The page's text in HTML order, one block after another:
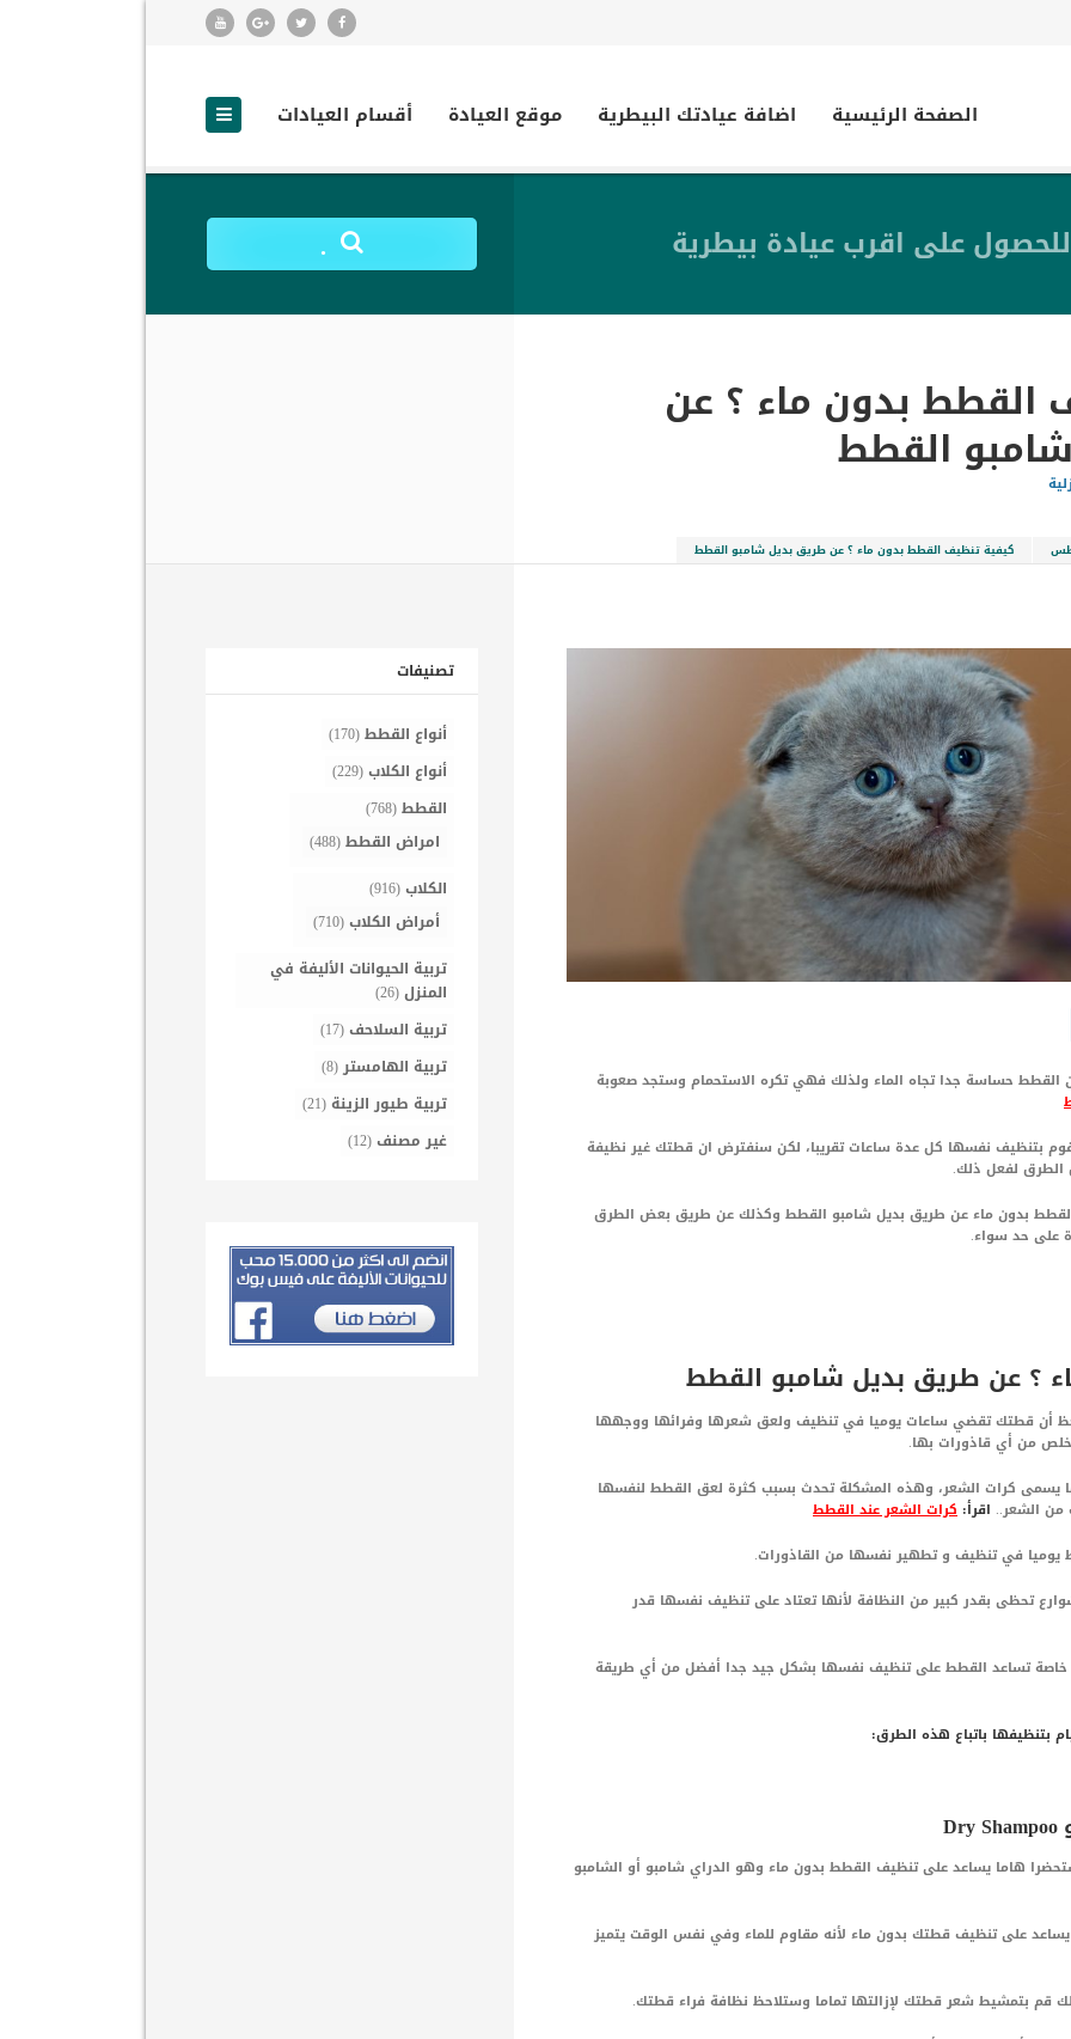
الصفحة الرئيسية اضافة عيادتك البيطرية موقع العيادة أقسام العيادات
للحصول على اقرب عيادة بيطرية .
القطط بدون ماء ؟ عن
القطط
كيفية تنظيف القطط بدون ماء ؟ عن طريق بديل شامبو القطط
حساسة جدا تجاه الماء ولذلك فهي تكره الاستحمام وستجد صعوبة
بتنظيف نفسها كل عدة ساعات تقريبا، لكن سنفترض ان قطتك غير نظيفة
الطرق لفعل ذلك.
بدون ماء عن طريق بديل شامبو القطط وكذلك عن طريق بعض الطرق
على حد سواء.
؟ عن طريق بديل شامبو القطط
أن قطتك تقضي ساعات يوميا في تنظيف ولعق شعرها وفرائها ووجهها
من أي قاذورات بها.
كرات الشعر، وهذه المشكلة تحدث بسبب كثرة لعق القطط لنفسها
من الشعر.. اقرأ: كرات الشعر عند القطط
تحظى بقدر كبير من النظافة لأنها تعتاد على تنظيف نفسها قدر
خاصة تساعد القطط على تنظيف نفسها بشكل جيد جدا أفضل من أي طريقة
بتنظيفها باتباع هذه الطرق:
هاما يساعد على تنظيف القطط بدون ماء وهو الدراي شامبو أو الشامبو
يساعد على تنظيف قطتك بدون ماء لأنه مقاوم للماء وفي نفس الوقت يتميز
بتمشيط شعر قطتك لإزالتها تماما وستلاحظ نظافة فراء قطتك.
تصنيفات
أنواع القطط(170)
أنواع الكلاب(229)
القطط(768)
امراض القطط(488)
الكلاب(916)
أمراض الكلاب(710)
تربية الحيوانات الأليفة في
المنزل(26)
تربية السلاحف(17)
تربية الهامستر(8)
تربية طيور الزينة (21)
غير مصنف(12)